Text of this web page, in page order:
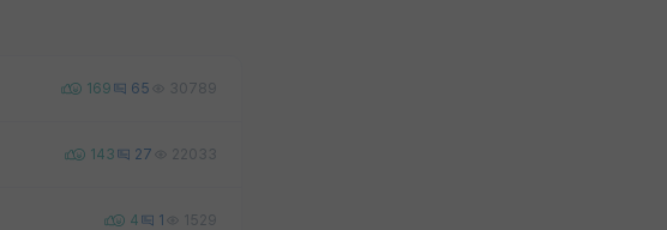
169 65 30789
143 27 22033
4 1 1529